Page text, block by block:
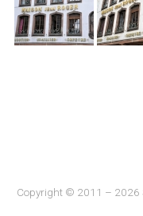
Copyright © 2011 – 2026